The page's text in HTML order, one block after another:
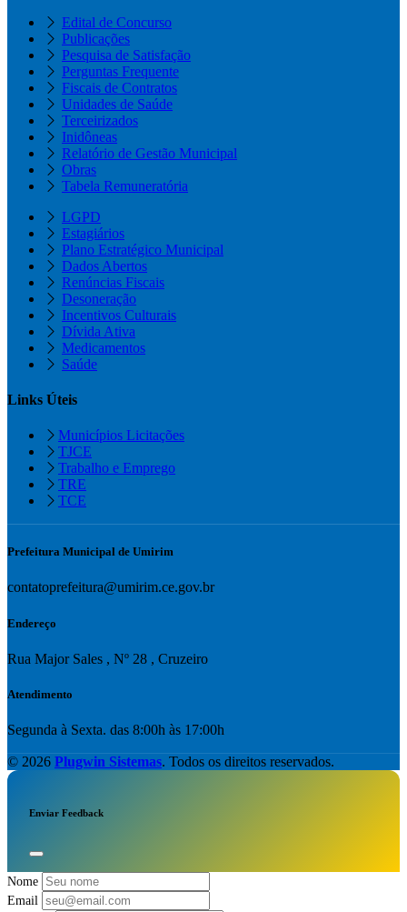
Edital de Concurso
Publicações
Pesquisa de Satisfação
Perguntas Frequente
Fiscais de Contratos
Unidades de Saúde
Terceirizados
Inidôneas
Relatório de Gestão Municipal
Obras
Tabela Remuneratória
LGPD
Estagiários
Plano Estratégico Municipal
Dados Abertos
Renúncias Fiscais
Desoneração
Incentivos Culturais
Dívida Ativa
Medicamentos
Saúde
Links Úteis
Municípios Licitações
TJCE
Trabalho e Emprego
TRE
TCE
Prefeitura Municipal de Umirim
contatoprefeitura@umirim.ce.gov.br
Endereço
Rua Major Sales , Nº 28 , Cruzeiro
Atendimento
Segunda à Sexta. das 8:00h às 17:00h
© 2026 Plugwin Sistemas. Todos os direitos reservados.
Enviar Feedback
Nome
Email